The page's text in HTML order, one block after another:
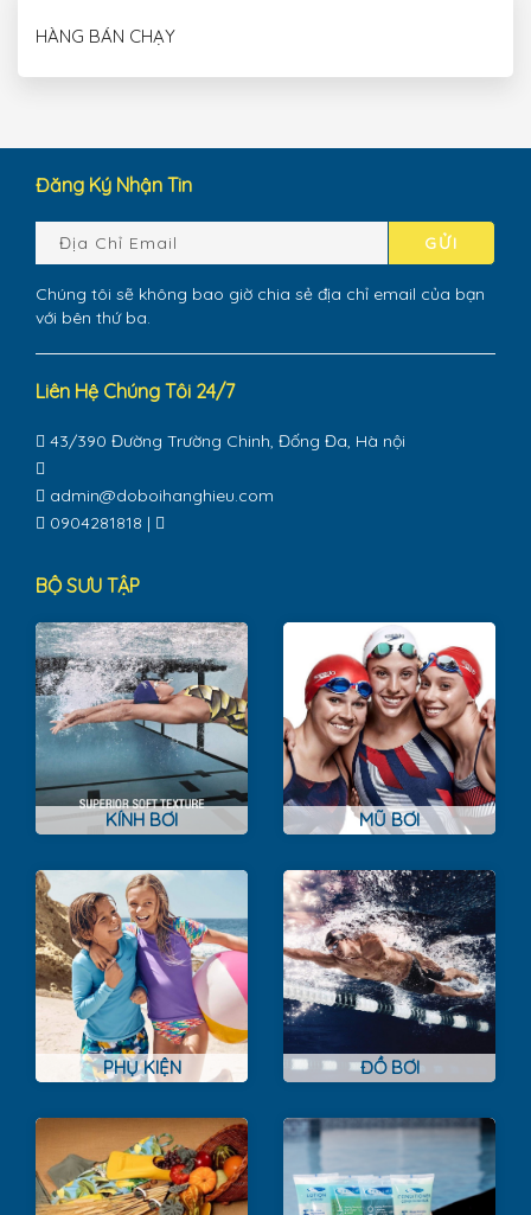
HÀNG BÁN CHẠY
Đăng Ký Nhận Tin
GỬI
Chúng tôi sẽ không bao giờ chia sẻ địa chỉ email của bạn
với bên thứ ba.
Liên Hệ Chúng Tôi 24/7
43/390 Đường Trường Chinh, Đống Đa, Hà nội
admin@doboihanghieu.com
0904281818 |
BỘ SƯU TẬP
KÍNH BƠI MŨ BƠI
PHỤ KIỆN ĐỒ BƠI